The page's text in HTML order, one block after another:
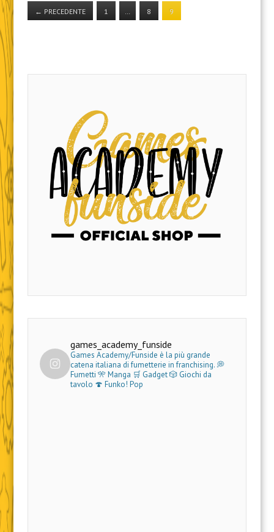
← PRECEDENTE 1 8 9
games_academy_funside
Games Academy/Funside è la più grande
catena italiana di fumetterie in franchising.💭
Fumetti 🎌 Manga 🛒 Gadget🎲 Giochi da
tavolo 🍄 Funko! Pop